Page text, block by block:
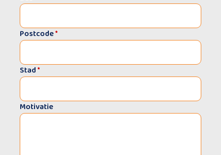
Postcode*
Stad*
Motivatie